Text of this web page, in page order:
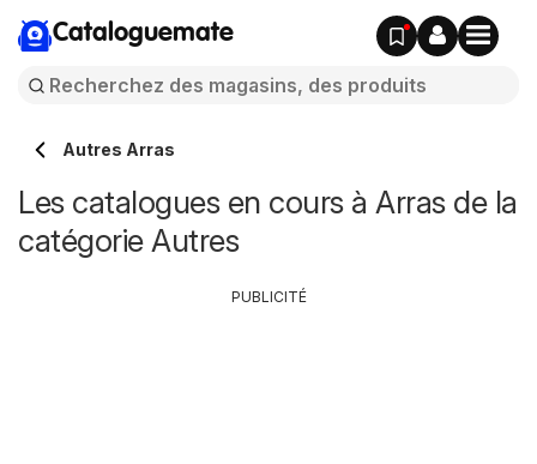
Cataloguemate
Autres Arras
Les catalogues en cours à Arras de la
catégorie Autres
PUBLICITÉ